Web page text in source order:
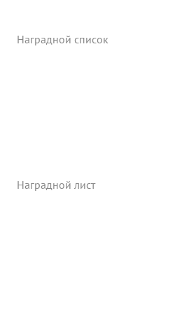
Наградной список
Наградной лист